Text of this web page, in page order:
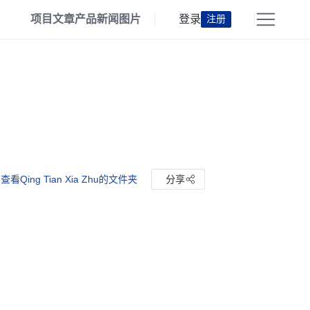
项目文章产品新闻 图片 登录 注册
查看Qing Tian Xia Zhu的文件夹 分享